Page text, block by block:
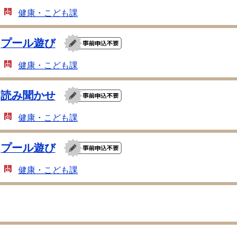
健康・こども課
プール遊び
健康・こども課
読み聞かせ
健康・こども課
プール遊び
健康・こども課